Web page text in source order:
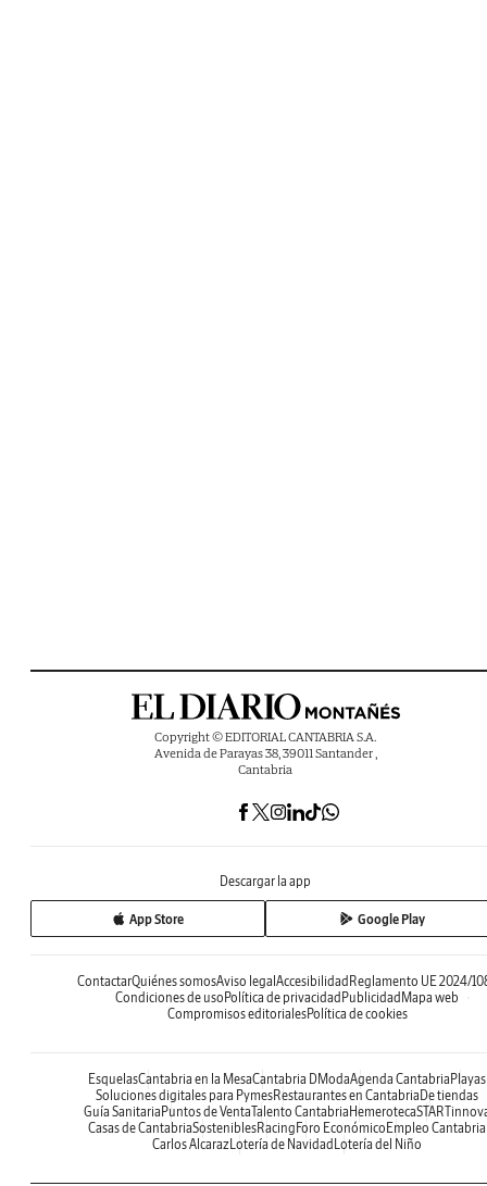
Copyright © EDITORIAL CANTABRIA S.A.
Avenida de Parayas 38, 39011 Santander ,
Cantabria
Descargar la app
App Store Google Play
ContactarQuiénes somosAviso legal Accesibilidad Reglamento UE 2024/
Condiciones de uso Política de privacidad Publicidad Mapa web
Compromisos editorialesPolítica de cookies
EsquelasCantabria en la MesaCantabria DModaAgenda Cantabria Playas
Soluciones digitales para PymesRestaurantes en Cantabria De tiendas
Guía Sanitaria Puntos de VentaTalento Cantabria Hemeroteca
Casas de CantabriaSosteniblesRacing Foro Económico Empleo Cantabria
Carlos AlcarazLotería de Navidad Lotería del Niño